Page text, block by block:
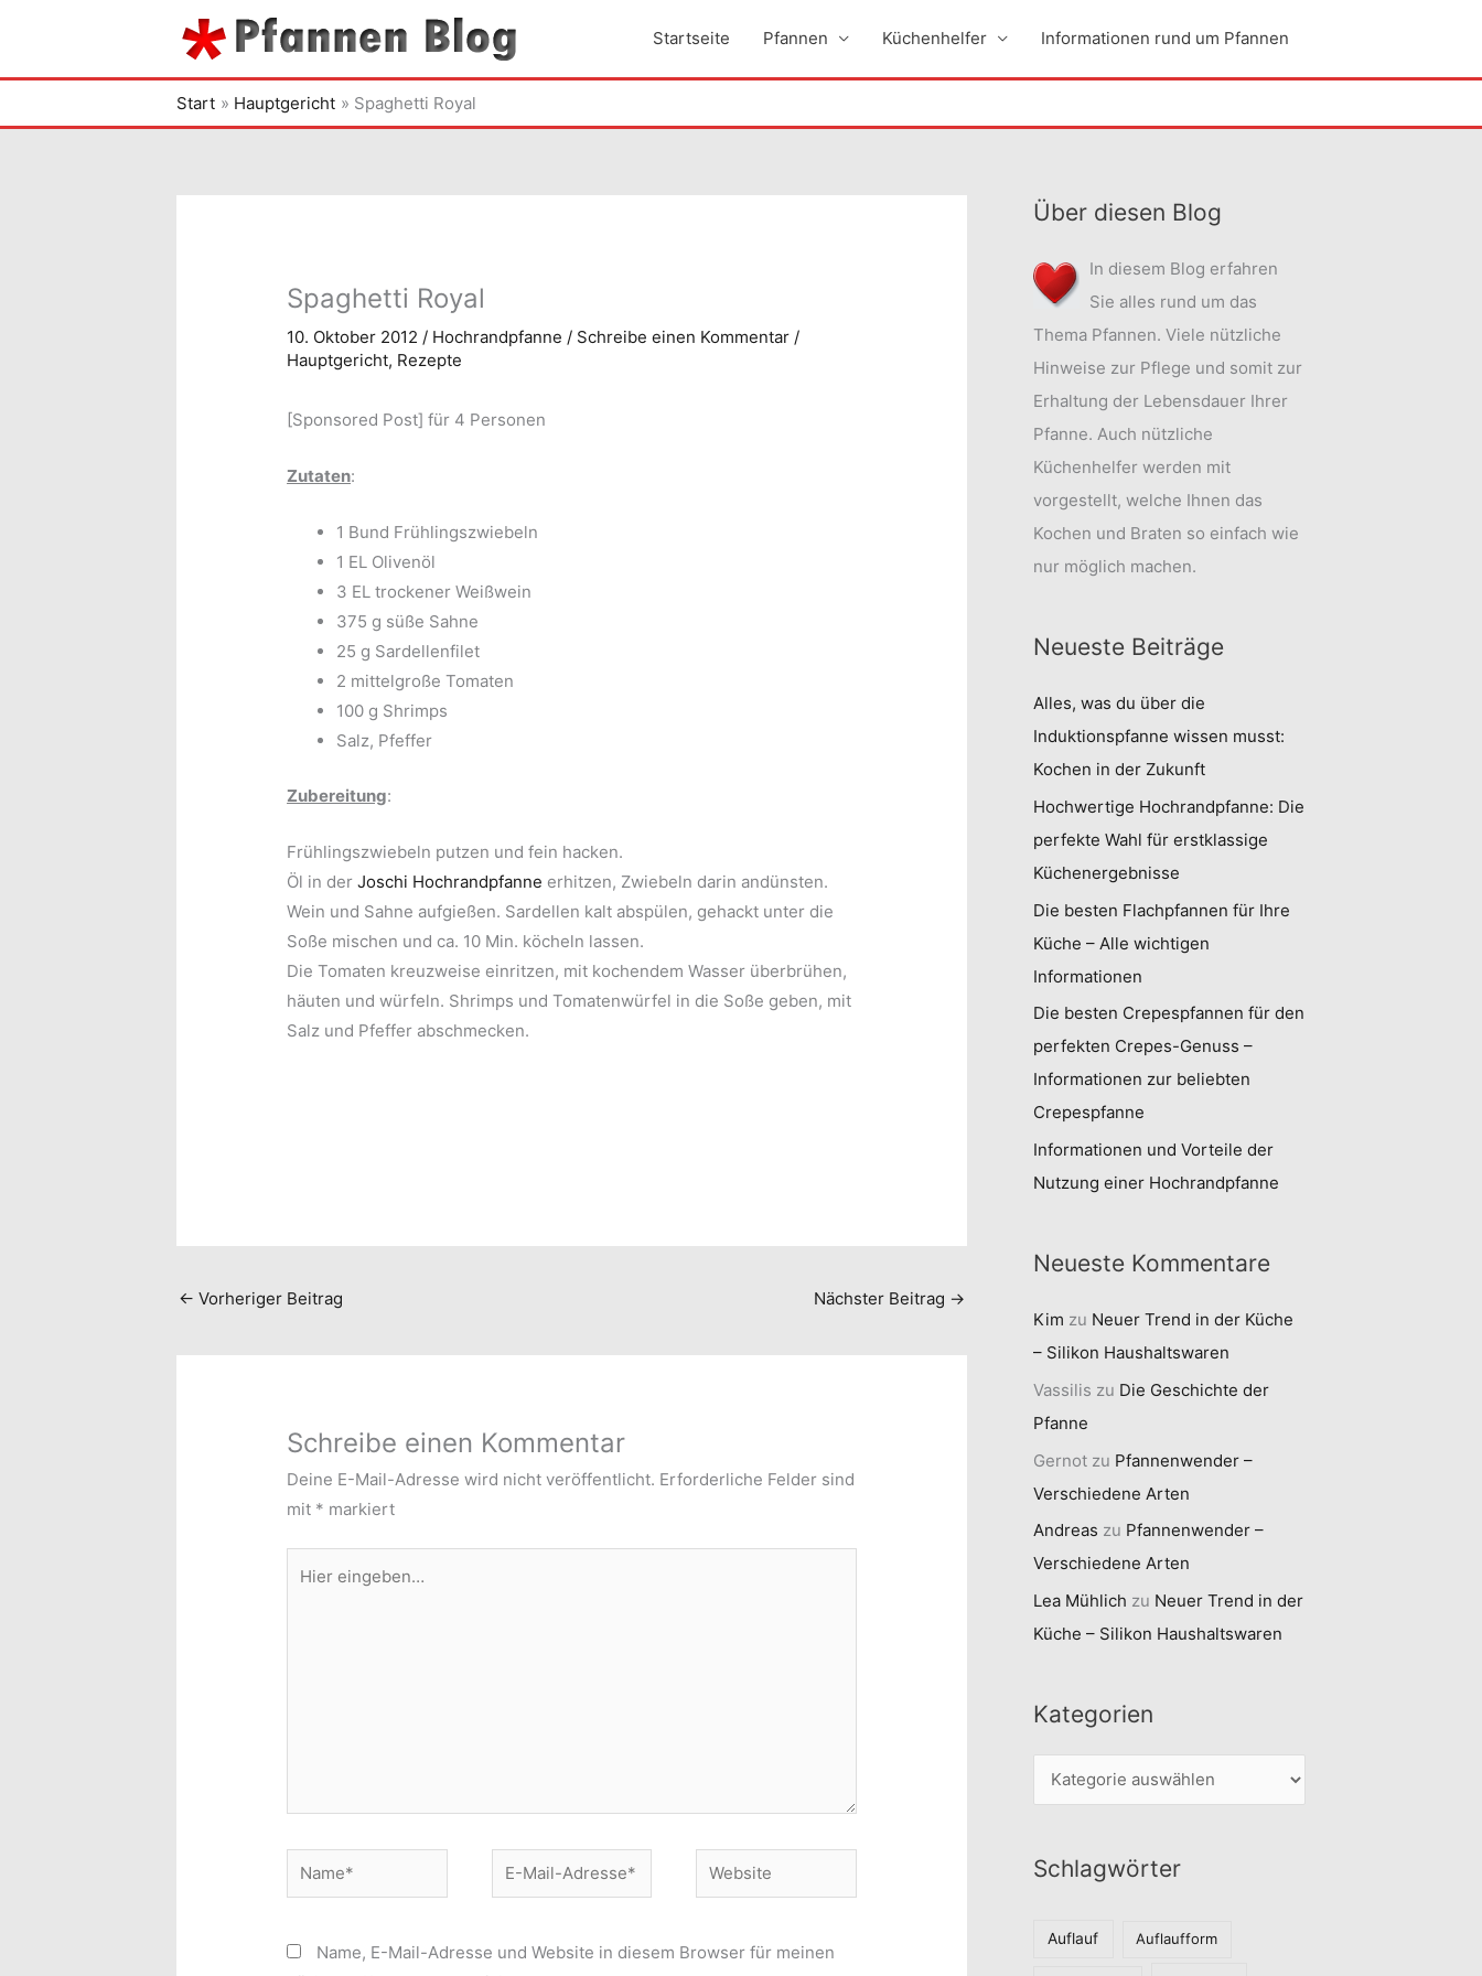
springen
Startseite Pfannen Küchenhelfer Informationen rund um Pfannen
Start Hauptgericht Spaghetti Royal
Spaghetti Royal
10. Oktober 2012 / Hochrandpfanne / Schreibe einen Kommentar /
Hauptgericht, Rezepte
[Sponsored Post] für 4 Personen
Zutaten:
1 Bund Frühlingszwiebeln
1 EL Olivenöl
3 EL trockener Weißwein
375 g süße Sahne
25 g Sardellenfilet
2 mittelgroße Tomaten
100 g Shrimps
Salz, Pfeffer
Zubereitung:
Frühlingszwiebeln putzen und fein hacken.
Öl in derJoschi Hochrandpfanne erhitzen, Zwiebeln darin andünsten.
Wein und Sahne aufgießen. Sardellen kalt abspülen, gehackt unter die
Soße mischen und ca. 10 Min. köcheln lassen.
Die Tomaten kreuzweise einritzen, mit kochendem Wasser überbrühen,
häuten und würfeln. Shrimps und Tomatenwürfel in die Soße geben, mit
Salz und Pfeffer abschmecken.
← Vorheriger Beitrag Nächster Beitrag →
Schreibe einen Kommentar
Deine E-Mail-Adresse wird nicht veröffentlicht. Erforderliche Felder sind
mit * markiert
eingeben…
Name*
E-
Mail-
Website
Name, E-Mail-Adresse und Website in diesem Browser für meinen
Über diesen Blog
In diesem Blog erfahren
Sie alles rund um das
Thema Pfannen. Viele nützliche
Hinweise zur Pflege und somit zur
Erhaltung der Lebensdauer Ihrer
Pfanne. Auch nützliche
Küchenhelfer werden mit
vorgestellt, welche Ihnen das
Kochen und Braten so einfach wie
nur möglich machen.
Neueste Beiträge
Alles, was du über die
Induktionspfanne wissen musst:
Kochen in der Zukunft
Hochwertige Hochrandpfanne: Die
perfekte Wahl für erstklassige
Küchenergebnisse
Die besten Flachpfannen für Ihre
Küche – Alle wichtigen
Informationen
Die besten Crepespfannen für den
perfekten Crepes-Genuss –
Informationen zur beliebten
Crepespfanne
Informationen und Vorteile der
Nutzung einer Hochrandpfanne
Neueste Kommentare
Kim zu Neuer Trend in der Küche
– Silikon Haushaltswaren
Vassilis zu Die Geschichte der
Pfanne
Gernotzu Pfannenwender –
Verschiedene Arten
Andreas zu Pfannenwender –
Verschiedene Arten
Lea Mühlich zu Neuer Trend in der
Küche – Silikon Haushaltswaren
Kategorien
a
e
Schlagwörter
Auflauf Auflaufform